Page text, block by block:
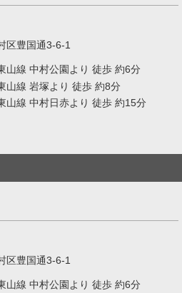
区豊国通3-6-1
山線 中村公園より 徒歩 約6分
山線 岩塚より 徒歩 約8分
山線 中村日赤より 徒歩 約15分
区豊国通3-6-1
山線 中村公園より 徒歩 約6分